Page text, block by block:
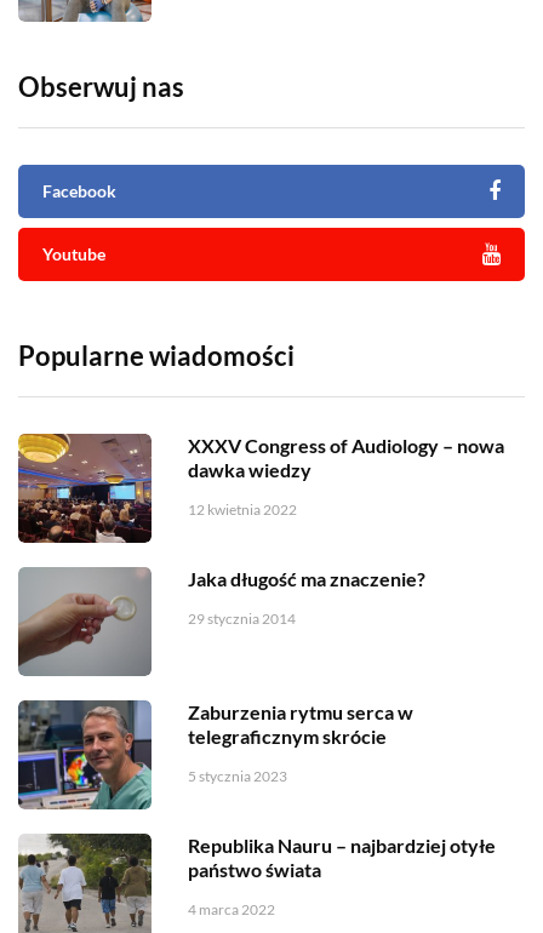
Obserwuj nas
Facebook
Youtube
Popularne wiadomości
XXXV Congress of Audiology – nowa
dawka wiedzy
12 kwietnia 2022
Jaka długość ma znaczenie?
29 stycznia 2014
Zaburzenia rytmu serca w
telegraficznym skrócie
5 stycznia 2023
Republika Nauru – najbardziej otyłe
państwo świata
4 marca 2022